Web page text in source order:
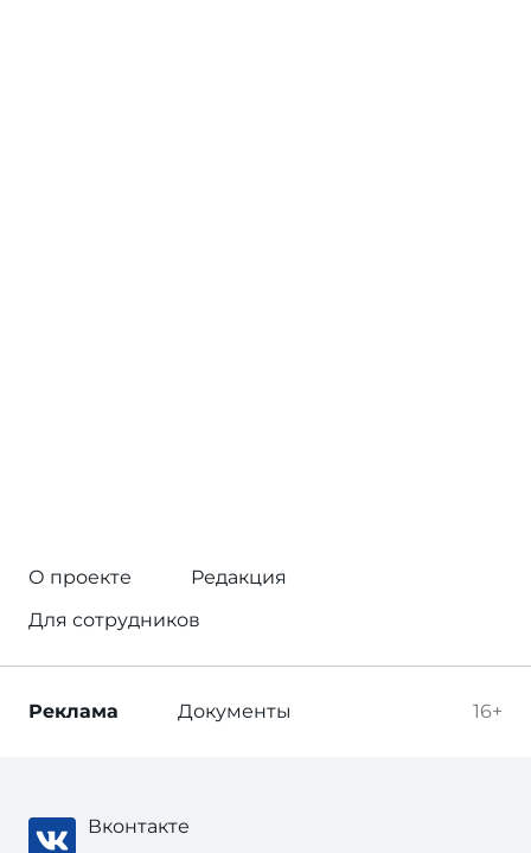
О проекте
Редакция
Для сотрудников
16+
Реклама Документы
Вконтакте